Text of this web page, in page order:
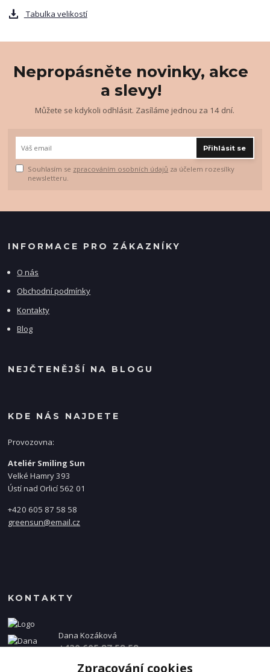
Tabulka velikostí
Nepropásněte novinky, akce
a slevy!
Můžete se kdykoli odhlásit. Zasíláme jednou za 14 dní.
Přihlásit se
Souhlasím se zpracováním osobních údajů za účelem rozesílky
newsletteru.
INFORMACE PRO ZÁKAZNÍKY
O nás
Obchodní podmínky
Kontakty
Blog
NEJČTENĚJŠÍ NA BLOGU
KDE NÁS NAJDETE
Provozovna:
Ateliér Smiling Sun
Velké Hamry 393
Ústí nad Orlicí 562 01
+420 605 87 58 58
greensun@email.cz
KONTAKTY
Dana Kozáková
+420 605 87 58 58
Zpracování cookies